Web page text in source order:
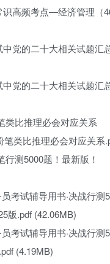
识高频考点—经济管理（
中党的二十大相关试题汇
中党的二十大相关试题汇
类比推理必会对应关系
笔类比推理必会对应关系
测5000题！最新版！
考试辅导用书·决战行测
版.pdf (42.06MB)
考试辅导用书·决战行测
(4.19MB)